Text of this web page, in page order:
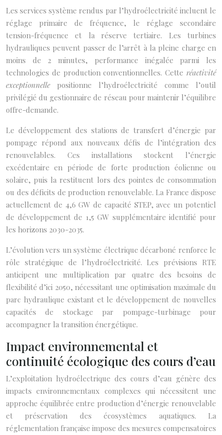
Les services système rendus par l’hydroélectricité incluent le
réglage primaire de fréquence, le réglage secondaire
tension-fréquence et la réserve tertiaire. Les turbines
hydrauliques peuvent passer de l’arrêt à la pleine charge en
moins de 2 minutes, performance inégalée parmi les
technologies de production conventionnelles. Cette réactivité
exceptionnelle positionne l’hydroélectricité comme l’outil
privilégié du gestionnaire de réseau pour maintenir l’équilibre
offre-demande.
Le développement des stations de transfert d’énergie par
pompage répond aux nouveaux défis de l’intégration des
renouvelables. Ces installations stockent l’énergie
excédentaire en période de forte production éolienne ou
solaire, puis la restituent lors des pointes de consommation
ou des déficits de production renouvelable. La France dispose
actuellement de 4,6 GW de capacité STEP, avec un potentiel
de développement de 1,5 GW supplémentaire identifié pour
les horizons 2030-2035.
L’évolution vers un système électrique décarboné renforce le
rôle stratégique de l’hydroélectricité. Les prévisions RTE
anticipent une multiplication par quatre des besoins de
flexibilité d’ici 2050, nécessitant une optimisation maximale du
parc hydraulique existant et le développement de nouvelles
capacités de stockage par pompage-turbinage pour
accompagner la transition énergétique.
Impact environnemental et
continuité écologique des cours d’eau
L’exploitation hydroélectrique des cours d’eau génère des
impacts environnementaux complexes qui nécessitent une
approche équilibrée entre production d’énergie renouvelable
et préservation des écosystèmes aquatiques. La
réglementation française impose des mesures compensatoires